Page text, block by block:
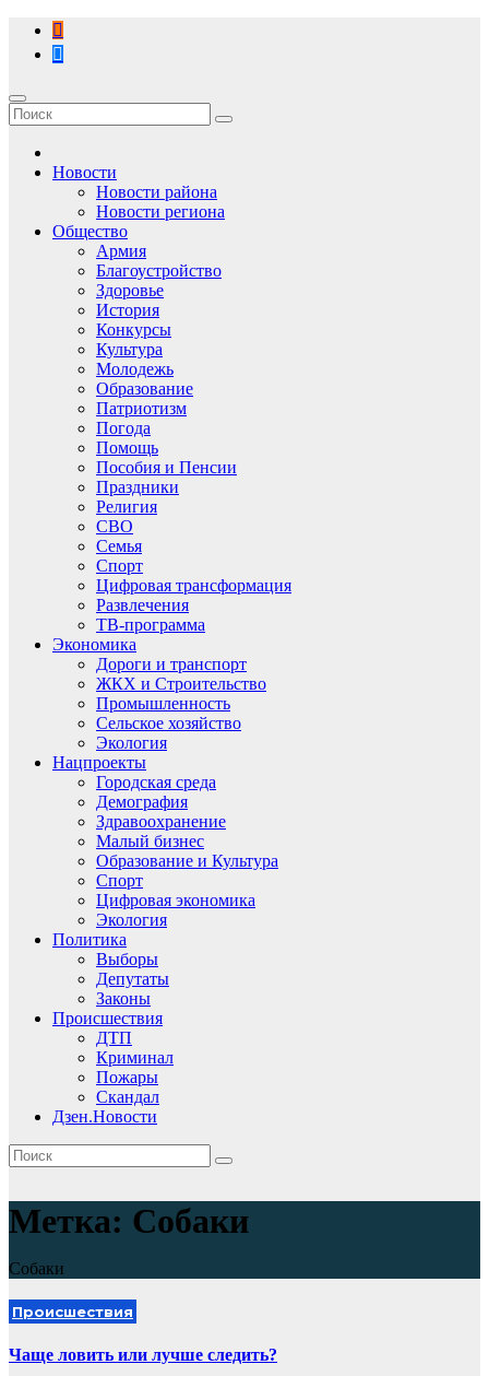
Перейти
содержимому
Новости
Новости района
Новости региона
Общество
Армия
Благоустройство
Здоровье
История
Конкурсы
Культура
Молодежь
Образование
Патриотизм
Погода
Помощь
Пособия и Пенсии
Праздники
Религия
СВО
Семья
Спорт
Цифровая трансформация
Развлечения
ТВ-программа
Экономика
Дороги и транспорт
ЖКХ и Строительство
Промышленность
Сельское хозяйство
Экология
Нацпроекты
Городская среда
Демография
Здравоохранение
Малый бизнес
Образование и Культура
Спорт
Цифровая экономика
Экология
Политика
Выборы
Депутаты
Законы
Происшествия
ДТП
Криминал
Пожары
Скандал
Дзен.Новости
Метка: Собаки
Собаки
Происшествия
Чаще ловить или лучше следить?